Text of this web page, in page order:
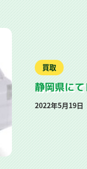
静岡県に
投稿日
2022年5月19日
カテゴリー
買取